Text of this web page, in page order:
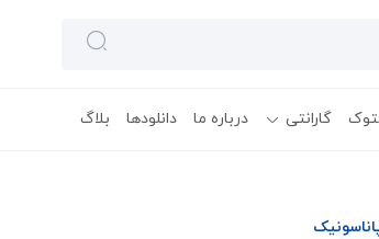
گارانتی درباره ما دانلودها بلاگ